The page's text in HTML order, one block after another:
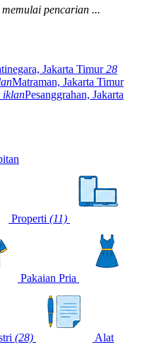
pencarian ...
Jakarta Timur28
Matraman, Jakarta Timur
iklanPesanggrahan, Jakarta
Properti (11)
Pakaian Pria
(28) Alat